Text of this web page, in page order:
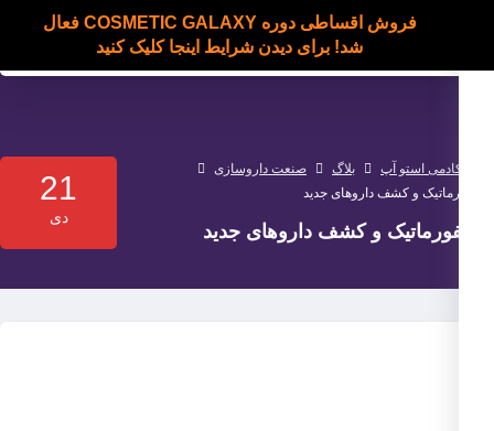
21
استو آپ بلاگ
صنعت داروسازی
و کشف داروهای جدید
و کشف داروهای جدید
فروش اقساطی دوره COSMETIC GALAXY فعال
شد! برای دیدن شرایط اینجا کلیک کنید